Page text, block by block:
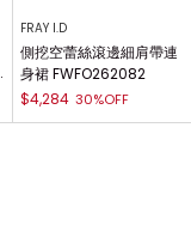
FRAY I.D
側挖空蕾絲滾邊細肩帶連
身裙 FWFO262082
$4,284 30%OFF